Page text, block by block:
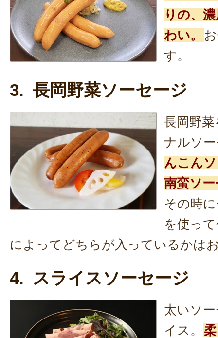
りの、
わい。
す。
3. 長岡野菜ソーセージ
長岡野
ナルソ
んこん
南蛮ソ
その時
を使っ
によってどちらが入っているかは
4. スライスソーセージ
太いソ
イス。